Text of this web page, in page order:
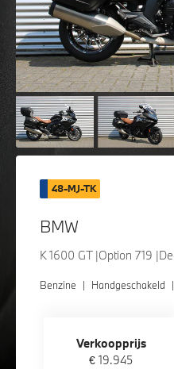
48-MJ-TK
BMW
K 1600 GT |Option 719
Benzine | Handgeschakeld |
Verkoopprijs
€ 19.945